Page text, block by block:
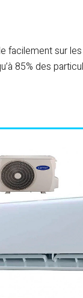
facilement sur
85% des